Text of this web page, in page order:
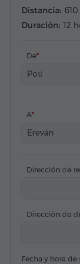
Distancia:
Duración: 12
De
Poti
A
Ereván
Dirección de
Dirección de
Fecha y hora de